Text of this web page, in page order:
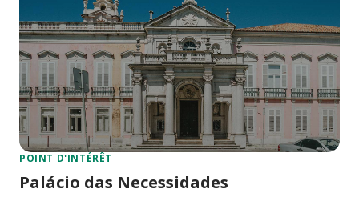
POINT D'INTÉRÊT
Palácio das Necessidades